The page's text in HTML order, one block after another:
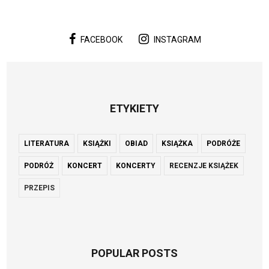
FACEBOOK INSTAGRAM
ETYKIETY
LITERATURA KSIĄŻKI OBIAD KSIĄŻKA PODRÓŻE
PODRÓŻ KONCERT KONCERTY RECENZJE KSIĄŻEK
PRZEPIS
POPULAR POSTS